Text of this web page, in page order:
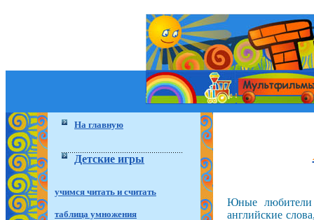
На главную
Детские игры
учимся читать и считать
таблица умножения
Юные любители
английские